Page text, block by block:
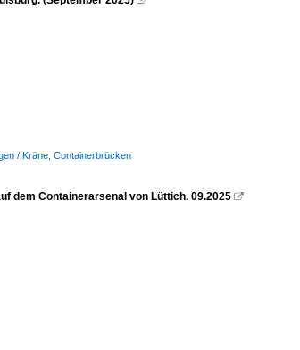
/ Kräne, Containerbrücken
dem Containerarsenal von Lüttich. 09.2025 